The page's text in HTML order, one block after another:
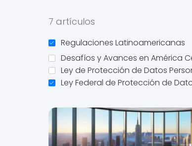
7 artículos
Regulaciones Latinoamericanas
Desafíos y Avances en América
Ley de Protección de Datos
Ley Federal de Protección de